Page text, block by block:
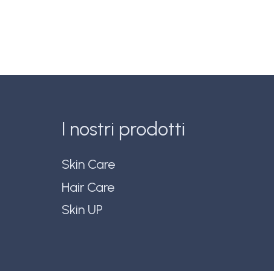
I nostri prodotti
Skin Care
Hair Care
Skin UP